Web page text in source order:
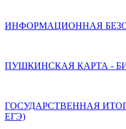
ИНФОРМАЦИОННАЯ
ПУШКИНСКАЯ КАРТА -
ГОСУДАРСТВЕННАЯ
ЕГЭ)